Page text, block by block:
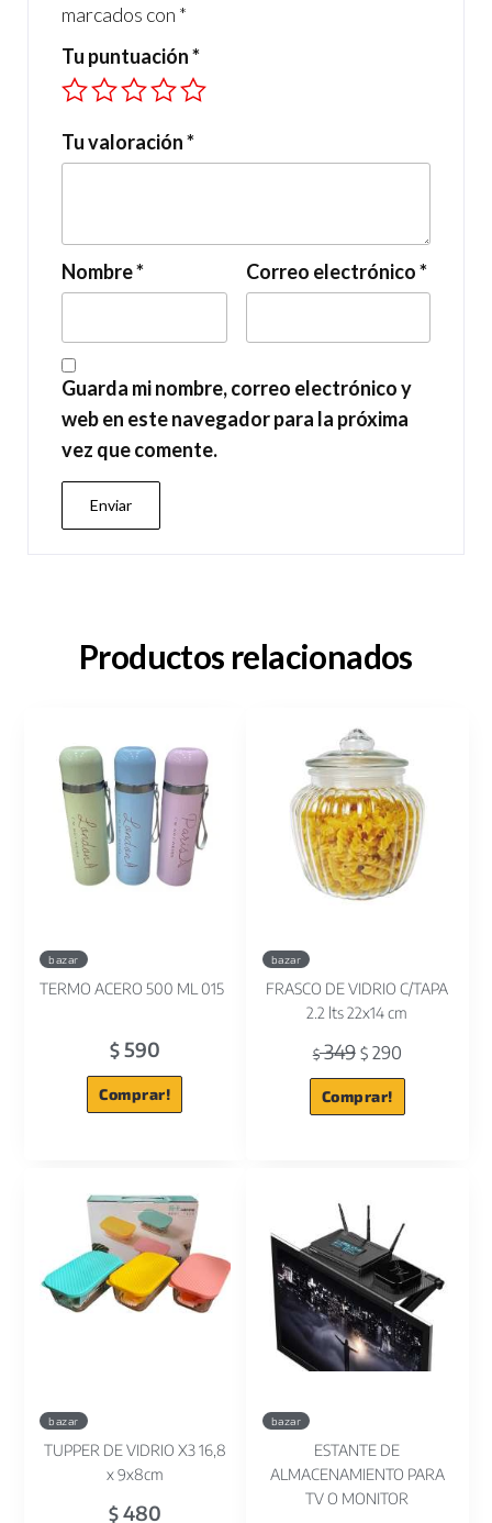
marcados con *
Tu puntuación*
Tu valoración*
Nombre* Correo electrónico*
Guarda mi nombre, correo electrónico y
web en este navegador para la próxima
vez que comente.
Productos relacionados
bazar
TERMO ACERO 500 ML 015
$590
Comprar!
bazar
FRASCO DE VIDRIO C/TAPA
2.2 lts 22x14 cm
$349 $290
Comprar!
bazar
TUPPER DE VIDRIO X3 16,8
x 9x8cm
$480
bazar
ESTANTE DE
ALMACENAMIENTO PARA
TV O MONITOR